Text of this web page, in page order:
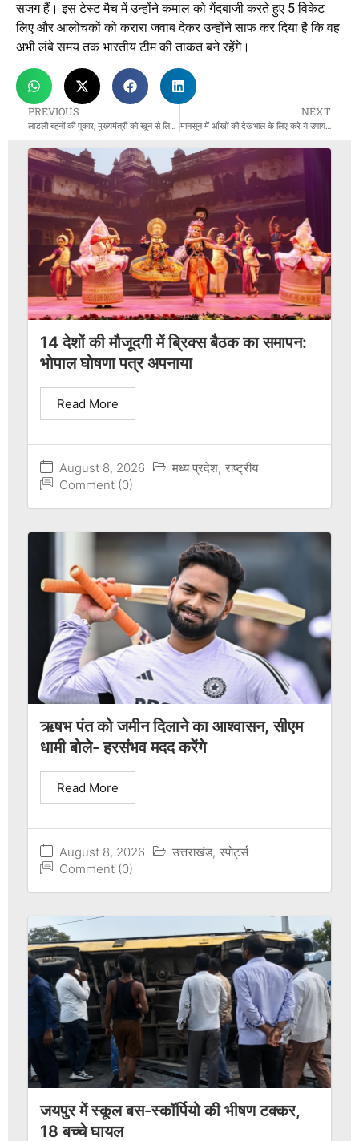
सजग हैं। इस टेस्ट मैच में उन्होंने कमाल को गेंदबाजी करते हुए 5 विकेट
लिए और आलोचकों को करारा जवाब देकर उन्होंने साफ कर दिया है कि वह
अभी लंबे समय तक भारतीय टीम की ताकत बने रहेंगे।
PREVIOUS
लाडली बहनों की पुकार, मुख्यमंत्री को खून से लिखी चिट्ठी
NEXT
मानसून में आँखों की देखभाल के लिए करे ये उपाय, आंखें रहेंगी स्वस्थ
14 देशों की मौजूदगी में ब्रिक्स बैठक का समापन:
भोपाल घोषणा पत्र अपनाया
August 8, 2026 मध्य प्रदेश, राष्ट्रीय
Comment (0)
Read More
ऋषभ पंत को जमीन दिलाने का आश्वासन, सीएम
धामी बोले- हरसंभव मदद करेंगे
August 8, 2026 उत्तराखंड, स्पोर्ट्स
Comment (0)
Read More
जयपुर में स्कूल बस-स्कॉर्पियो की भीषण टक्कर,
18 बच्चे घायल